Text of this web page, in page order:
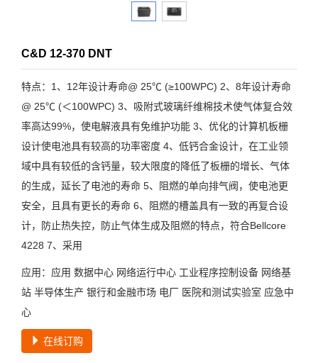
C&D 12-370 DNT
特点：1、12年设计寿命@ 25℃ (≥100WPC) 2、8年设计寿命
@ 25℃ (＜100WPC) 3、吸附式玻璃纤维棉技术使气体复合效
率高达99%，使电解液具有免维护功能 3、优化的计算机板栅
设计使电池具有较高的功率密度 4、低钙合金设计，在工业领
域中具有较低的含钙量，较大限度的降低了板栅的增长、气体
的生成，延长了电池的寿命 5、阻燃的单向排气阀，使电池更
安全，且具有更长的寿命 6、阻燃的槽盖具有一致的再复合设
计，防止热失控，防止气体生成及阻燃的特点，符合Bellcore
4228 7、采用
应用：应用 数据中心 网络运行中心 工业程序控制设备 网络基
站 半导体生产 银行和金融市场 电厂 医院和测试实验室 应急中
心
在线订购